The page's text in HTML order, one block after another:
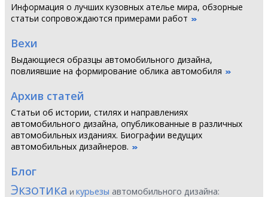
Информация о лучших кузовных ателье мира, обзорные
статьи сопровождаются примерами работ
Вехи
Выдающиеся образцы автомобильного дизайна,
повлиявшие на формирование облика автомобиля
Архив статей
Статьи об истории, стилях и направлениях
автомобильного дизайна, опубликованные в различных
автомобильных изданиях. Биографии ведущих
автомобильных дизайнеров.
Блог
Экзотика и курьезы автомобильного дизайна: